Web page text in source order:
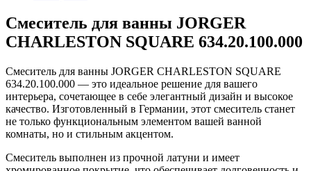
Смеситель для ванны JORGER
CHARLESTON SQUARE 634.20.100.000
Смеситель для ванны JORGER CHARLESTON SQUARE
634.20.100.000 — это идеальное решение для вашего
интерьера, сочетающее в себе элегантный дизайн и высокое
качество. Изготовленный в Германии, этот смеситель станет
не только функциональным элементом вашей ванной
комнаты, но и стильным акцентом.
Смеситель выполнен из прочной латуни и имеет